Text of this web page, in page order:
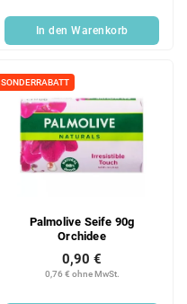
In den Warenkorb
SONDERRABATT
Palmolive Seife 90g
Orchidee
0,76 € ohne MwSt.
0,90 €